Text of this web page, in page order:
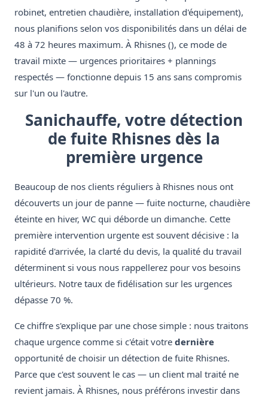
robinet, entretien chaudière, installation d'équipement),
nous planifions selon vos disponibilités dans un délai de
48 à 72 heures maximum. À Rhisnes (), ce mode de
travail mixte — urgences prioritaires + plannings
respectés — fonctionne depuis 15 ans sans compromis
sur l'un ou l'autre.
Sanichauffe, votre détection
de fuite Rhisnes dès la
première urgence
Beaucoup de nos clients réguliers à Rhisnes nous ont
découverts un jour de panne — fuite nocturne, chaudière
éteinte en hiver, WC qui déborde un dimanche. Cette
première intervention urgente est souvent décisive : la
rapidité d'arrivée, la clarté du devis, la qualité du travail
déterminent si vous nous rappellerez pour vos besoins
ultérieurs. Notre taux de fidélisation sur les urgences
dépasse 70 %.
Ce chiffre s'explique par une chose simple : nous traitons
chaque urgence comme si c'était votre dernière
opportunité de choisir un détection de fuite Rhisnes.
Parce que c'est souvent le cas — un client mal traité ne
revient jamais. À Rhisnes, nous préférons investir dans